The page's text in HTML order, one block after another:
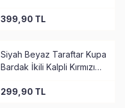
399,90 TL
Siyah Beyaz Taraftar Kupa
Bardak İkili Kalpli Kırmızı
299,90 TL